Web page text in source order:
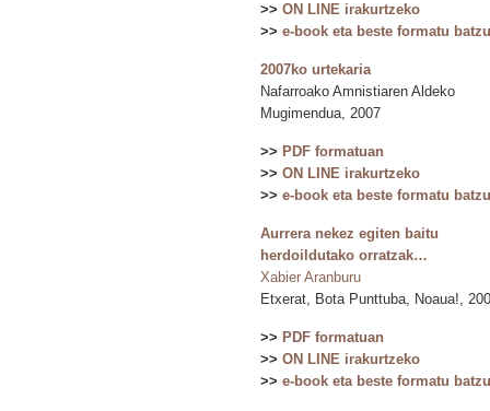
>> ON LINE irakurtzeko
>> e-book eta beste formatu
2007ko urtekaria
Nafarroako Amnistiaren Aldeko
Mugimendua, 2007
>> PDF formatuan
>> ON LINE irakurtzeko
>> e-book eta beste formatu
Aurrera nekez egiten baitu
herdoildutako orratzak…
Xabier Aranburu
Etxerat, Bota Punttuba, Noaua!,
>> PDF formatuan
>> ON LINE irakurtzeko
>> e-book eta beste formatu